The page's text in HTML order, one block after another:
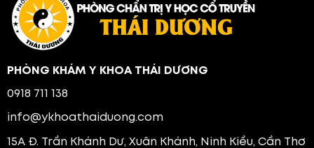
PHÒNG KHÁM Y KHOA THÁI DƯƠNG
0918 711 138
info@ykhoathaiduong.com
15A Đ. Trần Khánh Dư, Xuân Khánh, Ninh Kiều, Cần Thơ